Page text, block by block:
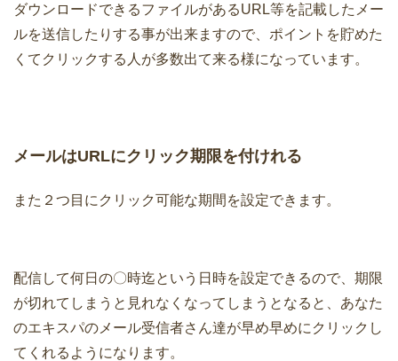
ダウンロードできるファイルがあるURL等を記載したメー
ルを送信したりする事が出来ますので、ポイントを貯めた
くてクリックする人が多数出て来る様になっています。
メールはURLにクリック期限を付けれる
また２つ目にクリック可能な期間を設定できます。
配信して何日の〇時迄という日時を設定できるので、期限
が切れてしまうと見れなくなってしまうとなると、あなた
のエキスパのメール受信者さん達が早め早めにクリックし
てくれるようになります。